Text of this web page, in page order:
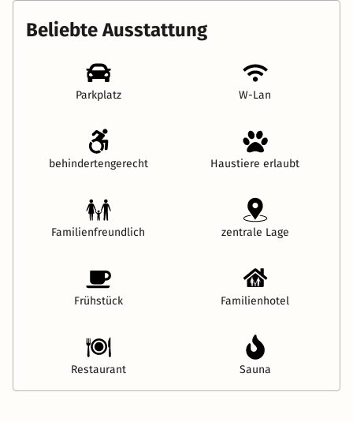
Beliebte Ausstattung
Parkplatz W-Lan
behindertengerecht Haustiere erlaubt
Familienfreundlich zentrale Lage
Frühstück Familienhotel
Restaurant Sauna